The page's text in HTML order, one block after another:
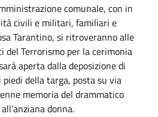
comunale, con in
civili e militari, familiari e
Tarantino, si ritroveranno alle
del Terrorismo per la cerimonia
aperta dalla deposizione di
della targa, posta su via
memoria del drammatico
donna.